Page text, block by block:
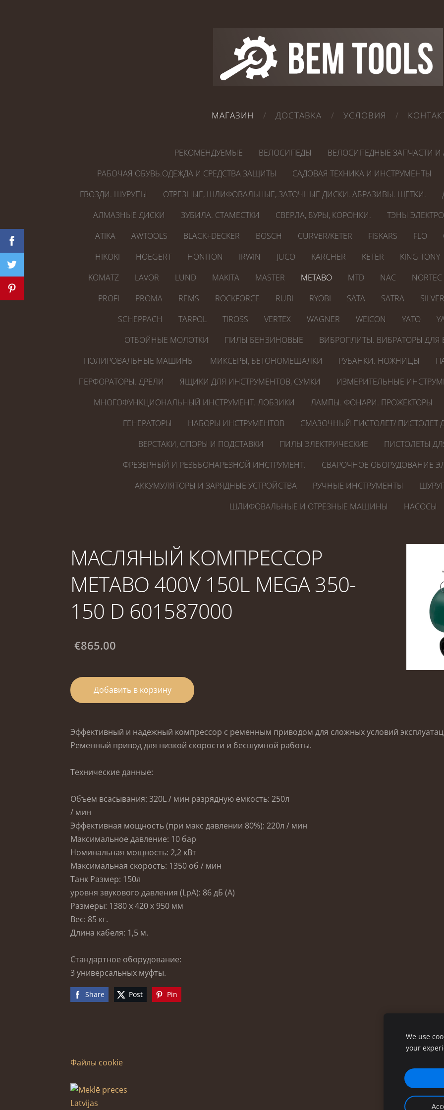
МАГАЗИН ДОСТАВКА УСЛОВИЯ
РЕКОМЕНДУЕМЫЕ ВЕЛОСИПЕДЫ
ВЕЛОСИПЕДНЫЕ ЗАПЧАСТИ И
РАБОЧАЯ ОБУВЬ.ОДЕЖДА И СРЕДСТВА ЗАЩИТЫ
САДОВАЯ ТЕХНИКА И ИНСТРУМЕНТЫ
ГВОЗДИ. ШУРУПЫ
ОТРЕЗНЫЕ, ШЛИФОВАЛЬНЫЕ, ЗАТОЧНЫЕ ДИСКИ. АБРАЗИВЫ. ЩЕТКИ.
АЛМАЗНЫЕ ДИСКИ
ЗУБИЛА. СТАМЕСТКИ СВЕРЛА, БУРЫ, КОРОНКИ.
ТЭНЫ
ATIKA
AWTOOLS BLACK+DECKER BOSCH CURVER/KETER FISKARS FLO
HIKOKI
HOEGERT HONITON IRWIN JUCO KARCHER KETER
KING TONY
KOMATZ
LAVOR LUND MAKITA MASTER METABO MTD NAC
NORTEC
PROFI
PROMA REMS ROCKFORCE RUBI RYOBI SATA SATRA
SILVER
SCHEPPACH
TARPOL TIROSS VERTEX WAGNER WEICON YATO
ОТБОЙНЫЕ МОЛОТКИ
ПИЛЫ БЕНЗИНОВЫЕ
ВИБРОПЛИТЫ. ВИБРАТОРЫ ДЛЯ
ПОЛИРОВАЛЬНЫЕ МАШИНЫ
МИКСЕРЫ, БЕТОНОМЕШАЛКИ РУБАНКИ. НОЖНИЦЫ
ПЕРФОРАТОРЫ. ДРЕЛИ
ЯЩИКИ ДЛЯ ИНСТРУМЕНТОВ, СУМКИ
ИЗМЕРИТЕЛЬНЫЕ
МНОГОФУНКЦИОНАЛЬНЫЙ ИНСТРУМЕНТ. ЛОБЗИКИ
ЛАМПЫ. ФОНАРИ. ПРОЖЕКТОРЫ
ГЕНЕРАТОРЫ
НАБОРЫ ИНСТРУМЕНТОВ
СМАЗОЧНЫЙ ПИСТОЛЕТ/ ПИСТОЛЕТ
ВЕРСТАКИ, ОПОРЫ И ПОДСТАВКИ
ПИЛЫ ЭЛЕКТРИЧЕСКИЕ
ПИСТОЛЕТЫ
ФРЕЗЕРНЫЙ И РЕЗЬБОНАРЕЗНОЙ ИНСТРУМЕНТ.
СВАРОЧНОЕ ОБОРУДОВАНИЕ
АККУМУЛЯТОРЫ И ЗАРЯДНЫЕ УСТРОЙСТВА
РУЧНЫЕ ИНСТРУМЕНТЫ
ШЛИФОВАЛЬНЫЕ И ОТРЕЗНЫЕ МАШИНЫ
НАСОСЫ
МАСЛЯНЫЙ КОМПРЕССОР
METABO 400V 150L MEGA 350-
150 D 601587000
€865.00
Добавить в корзину
Эффективный и надежный компрессор с ременным приводом для сложных условий
Ременный привод для низкой скорости и бесшумной работы.
Технические данные:
Объем всасывания: 320L / мин разрядную емкость: 250л
/ мин
Эффективная мощность (при макс давлении 80%): 220л / мин
Максимальное давление: 10 бар
Номинальная мощность: 2,2 кВт
Максимальная скорость: 1350 об / мин
Танк Размер: 150л
уровня звукового давления (LpA): 86 дБ (A)
Размеры: 1380 x 420 x 950 мм
Вес: 85 кг.
Длина кабеля: 1,5 м.
Стандартное оборудование:
3 универсальных муфты.
Share Post Pin
Файлы cookie
We use
your